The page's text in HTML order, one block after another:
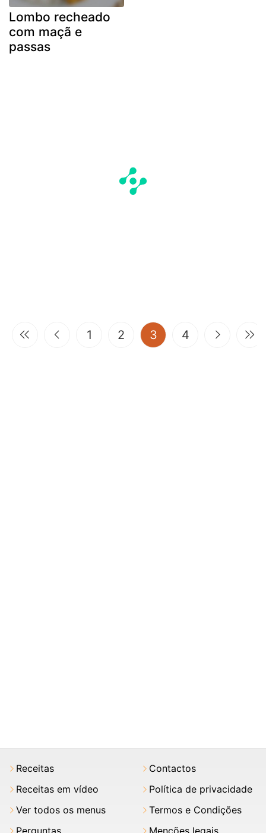
Lombo recheado
com maçã e
passas
1 2 3(current)
4
Receitas
Receitas em vídeo
Ver todos os menus
Perguntas
Contactos
Política de privacidade
Termos e Condições
Menções legais